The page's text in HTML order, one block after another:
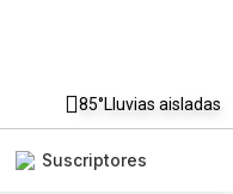
85°Lluvias aisladas
Suscriptores